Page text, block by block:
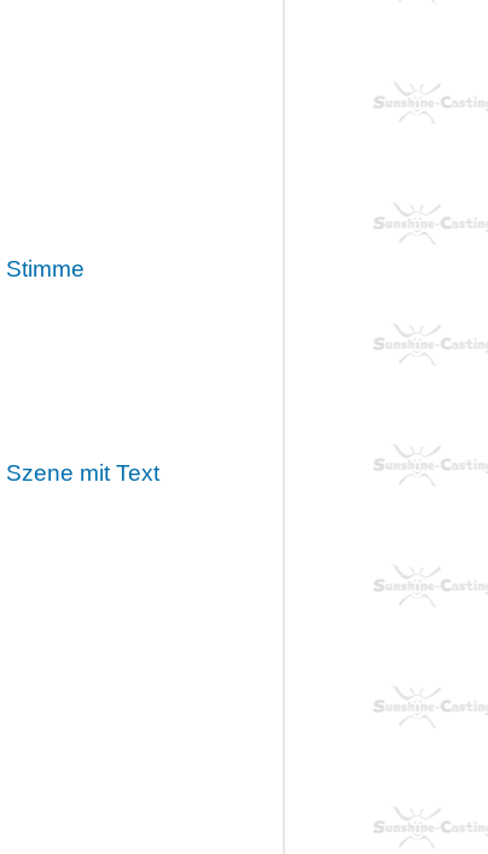
Stimme
Szene mit Text